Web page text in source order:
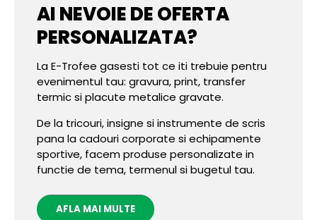
AI NEVOIE DE OFERTA
PERSONALIZATA?
La E-Trofee gasesti tot ce iti trebuie pentru
evenimentul tau: gravura, print, transfer
termic si placute metalice gravate.
De la tricouri, insigne si instrumente de scris
pana la cadouri corporate si echipamente
sportive, facem produse personalizate in
functie de tema, termenul si bugetul tau.
AFLA MAI MULTE